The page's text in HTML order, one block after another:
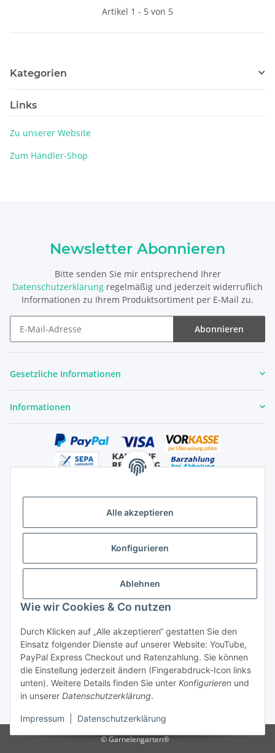
Alle akzeptieren
Konfigurieren
Ablehnen
Wie wir Cookies & Co nutzen
Durch Klicken auf „Alle akzeptieren“ gestatten Sie den
Einsatz folgender Dienste auf unserer Website: YouTube,
PayPal Express Checkout und Ratenzahlung. Sie können
die Einstellung jederzeit ändern (Fingerabdruck-Icon links
unten). Weitere Details finden Sie unter Konfigurieren und
in unserer Datenschutzerklärung.
Impressum Datenschutzerklärung
Artikel 1 - 5 von 5
Kategorien
Links
Zu unserer Website
Zum Händler-Shop
Newsletter Abonnieren
Bitte senden Sie mir entsprechend Ihrer
Datenschutzerklärung regelmäßig und jederzeit widerruflich
Informationen zu Ihrem Produktsortiment per E-Mail zu.
Abonnieren
Gesetzliche Informationen
Informationen
Vertrag widerrufen
© Garnelengarten®